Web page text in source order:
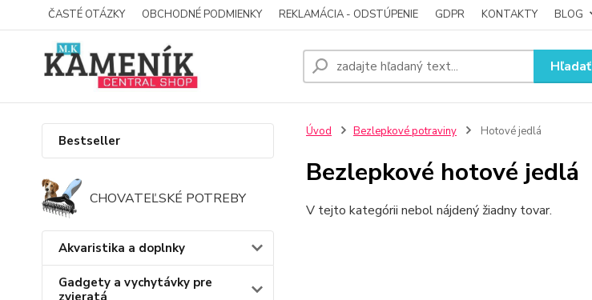
ČASTÉ OTÁZKY OBCHODNÉ PODMIENKY REKLAMÁCIA - ODSTÚPENIE GDPR KONTAKTY BLOG
Hľadať
Bestseller
CHOVATEĽSKÉ POTREBY
Akvaristika a doplnky
Gadgety a vychytávky pre
zvieratá
Úvod Bezlepkové potraviny Hotové jedlá
Bezlepkové hotové jedlá
V tejto kategórii nebol nájdený žiadny tovar.